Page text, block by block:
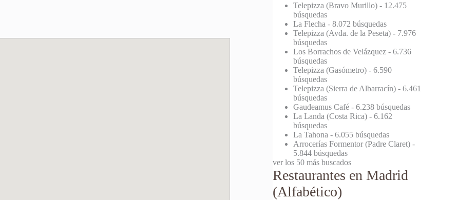
Telepizza (Bravo Murillo) - 12.475
búsquedas
La Flecha - 8.072 búsquedas
Telepizza (Avda. de la Peseta) - 7.976
búsquedas
Los Borrachos de Velázquez - 6.736
búsquedas
Telepizza (Gasómetro) - 6.590
búsquedas
Telepizza (Sierra de Albarracín) - 6.461
búsquedas
Gaudeamus Café - 6.238 búsquedas
La Landa (Costa Rica) - 6.162
búsquedas
La Tahona - 6.055 búsquedas
Arrocerías Formentor (Padre Claret) -
5.844 búsquedas
ver los 50 más buscados
Restaurantes en Madrid
(Alfabético)